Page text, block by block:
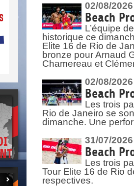
>
02/08/2026
Beach
L’équipe
historique ce
Elite 16 de Rio de
bronze pour Arnaud
Chamereau et
02/08/2026
Beach
Les trois
Rio de Janeiro se
dimanche. Une
31/07/2026
Beach
Les trois
Tour Elite 16 de Rio
respectives.